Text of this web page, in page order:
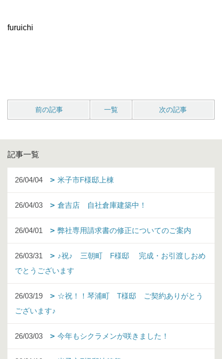
furuichi
前の記事 一覧 次の記事
記事一覧
26/04/04 米子市F様邸上棟
26/04/03 倉吉店 自社倉庫建築中！
26/04/01 弊社専用請求書の修正についてのご案内
26/03/31
♪祝♪ 三朝町 F様邸 完成・お引渡しおめ
でとうございます
26/03/19
☆祝！！琴浦町 T様邸 ご契約ありがとう
ございます♪
26/03/03 今年もシクラメンが咲きました！